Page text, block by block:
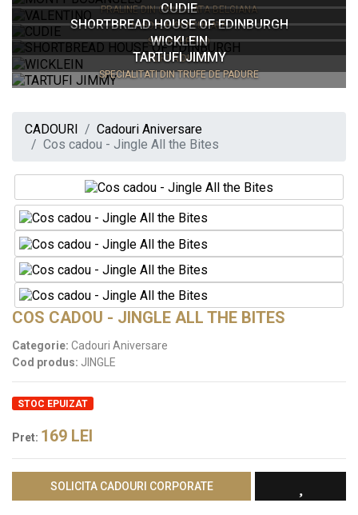
PRALINE DIN CIOCOLATA BELGIANA
CUDIE
MIGDALE GLAZURATE
SHORTBREAD HOUSE OF EDINBURGH
SHORTBREAD
WICKLEIN
TURTA DULCE
TARTUFI JIMMY
SPECIALITATI DIN TRUFE DE PADURE
CADOURI
Cadouri Aniversare
Cos cadou - Jingle All the Bites
COS CADOU - JINGLE ALL THE BITES
Categorie: Cadouri Aniversare
Cod produs: JINGLE
STOC EPUIZAT
Pret: 169 LEI
SOLICITA CADOURI CORPORATE